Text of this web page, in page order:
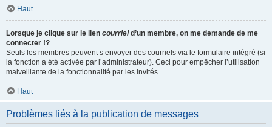
Haut
Lorsque je clique sur le lien courrield’un membre, on me demande de me
connecter !?
Seuls les membres peuvent s’envoyer des courriels via le formulaire intégré (si
la fonction a été activée par l’administrateur). Ceci pour empêcher l’utilisation
malveillante de la fonctionnalité par les invités.
Haut
Problèmes liés à la publication de messages